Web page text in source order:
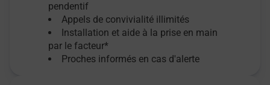
pendentif
Appels de convivialité illimités
Installation et aide à la prise en main
par le facteur*
Proches informés en cas d'alerte